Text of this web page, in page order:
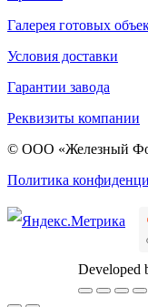
Галерея готовых
Условия доставки
Гарантии завода
Реквизиты компании
© ООО «Железный
Политика
Developed